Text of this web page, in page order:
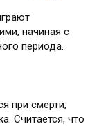
начиная с
периода.
при смерти,
Считается, что